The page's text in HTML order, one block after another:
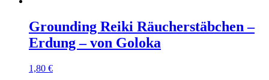
Grounding Reiki Räucherstäbchen –
Erdung – von Goloka
1,80 €